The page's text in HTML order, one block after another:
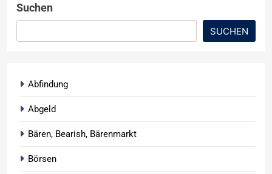
Suchen
SUCHEN
Abfindung
Abgeld
Bären, Bearish, Bärenmarkt
Börsen